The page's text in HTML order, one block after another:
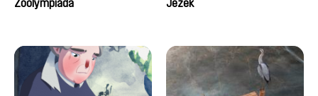
Zoolympiáda
Laureau, Colombine Majou,
Ježek